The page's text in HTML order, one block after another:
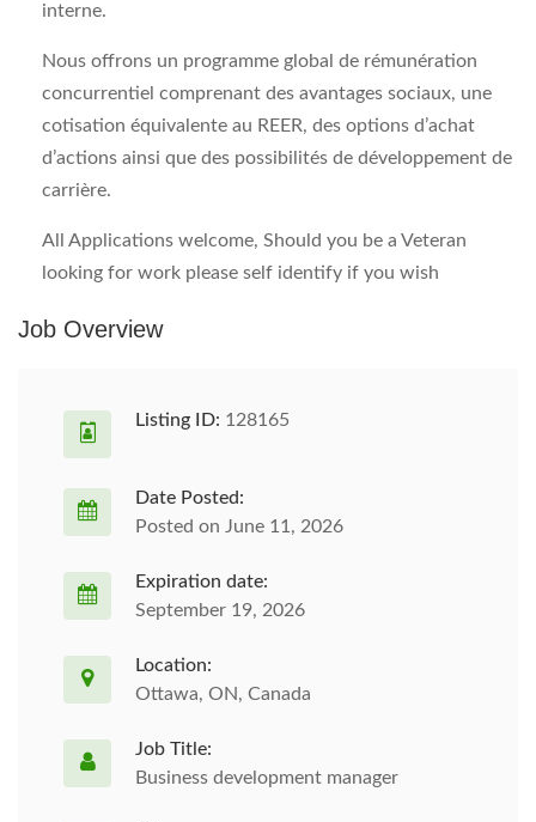
interne.
Nous offrons un programme global de rémunération
concurrentiel comprenant des avantages sociaux, une
cotisation équivalente au REER, des options d’achat
d’actions ainsi que des possibilités de développement de
carrière.
All Applications welcome, Should you be a Veteran
looking for work please self identify if you wish
Job Overview
Listing ID: 128165
Date Posted:
Posted on June 11, 2026
Expiration date:
September 19, 2026
Location:
Ottawa, ON, Canada
Job Title:
Business development manager